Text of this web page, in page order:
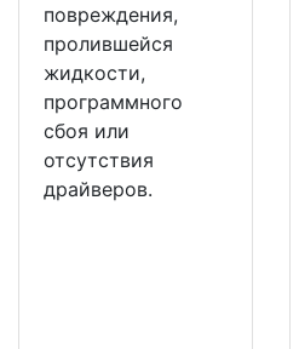
повреждения,
пролившейся
жидкости,
программного
сбоя или
отсутствия
драйверов.